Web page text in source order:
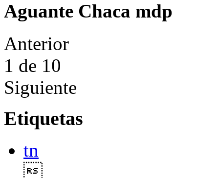
Aguante Chaca mdp
Anterior
1 de 10
Siguiente
Etiquetas
tn